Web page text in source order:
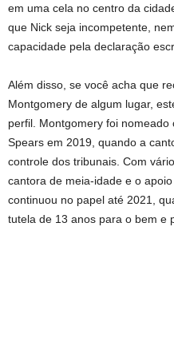
em uma cela no centro da
que Nick seja incompetente,
capacidade pela declaração
Além disso, se você acha que
Montgomery de algum lugar,
perfil. Montgomery foi
Spears em 2019, quando a
controle dos tribunais. Com
cantora de meia-idade e o
continuou no papel até 2021,
tutela de 13 anos para o bem e